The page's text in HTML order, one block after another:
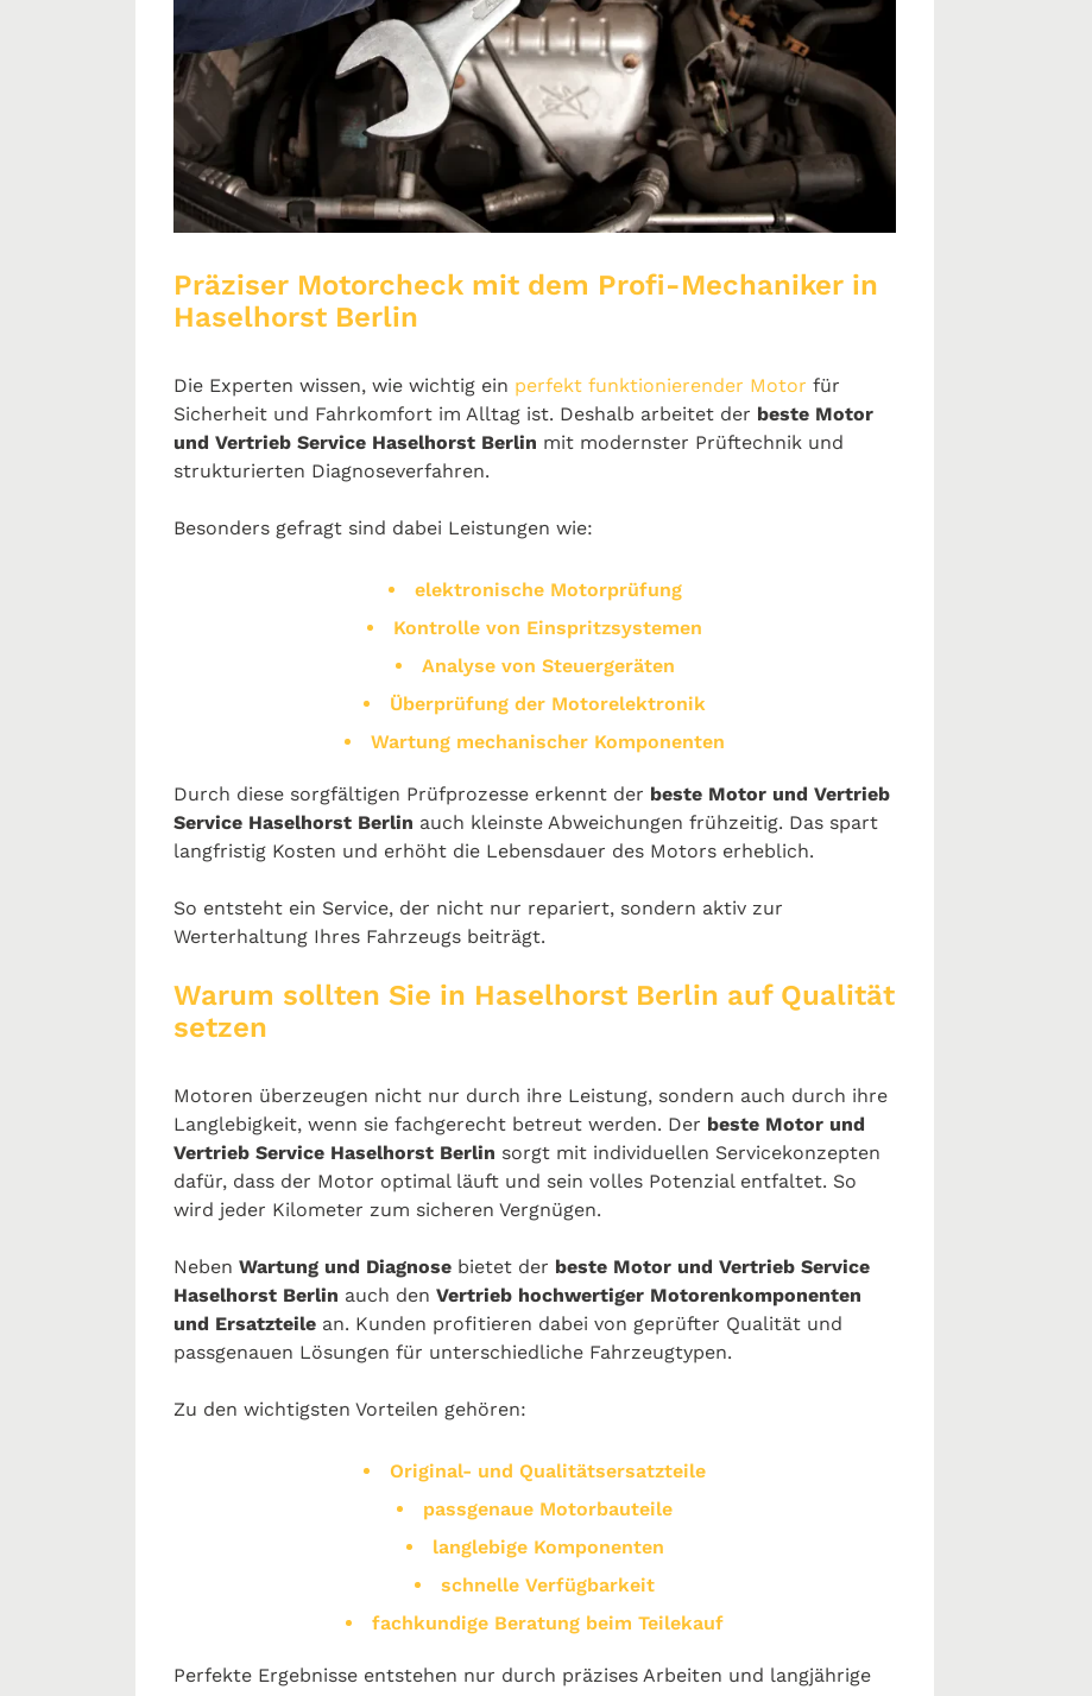
Präziser Motorcheck mit dem Profi-Mechaniker in
Haselhorst Berlin
Die Experten wissen, wie wichtig ein perfekt funktionierender Motor für
Sicherheit und Fahrkomfort im Alltag ist. Deshalb arbeitet der beste Motor
und Vertrieb Service Haselhorst Berlin mit modernster Prüftechnik und
strukturierten Diagnoseverfahren.
Besonders gefragt sind dabei Leistungen wie:
elektronische Motorprüfung
Kontrolle von Einspritzsystemen
Analyse von Steuergeräten
Überprüfung der Motorelektronik
Wartung mechanischer Komponenten
Durch diese sorgfältigen Prüfprozesse erkennt der beste Motor und Vertrieb
Service Haselhorst Berlin auch kleinste Abweichungen frühzeitig. Das spart
langfristig Kosten und erhöht die Lebensdauer des Motors erheblich.
So entsteht ein Service, der nicht nur repariert, sondern aktiv zur
Werterhaltung Ihres Fahrzeugs beiträgt.
Warum sollten Sie in Haselhorst Berlin auf Qualität
setzen
Motoren überzeugen nicht nur durch ihre Leistung, sondern auch durch ihre
Langlebigkeit, wenn sie fachgerecht betreut werden. Der beste Motor und
Vertrieb Service Haselhorst Berlin sorgt mit individuellen Servicekonzepten
dafür, dass der Motor optimal läuft und sein volles Potenzial entfaltet. So
wird jeder Kilometer zum sicheren Vergnügen.
Neben Wartung und Diagnose bietet der beste Motor und Vertrieb Service
Haselhorst Berlin auch den Vertrieb hochwertiger Motorenkomponenten
und Ersatzteile an. Kunden profitieren dabei von geprüfter Qualität und
passgenauen Lösungen für unterschiedliche Fahrzeugtypen.
Zu den wichtigsten Vorteilen gehören:
Original- und Qualitätsersatzteile
passgenaue Motorbauteile
langlebige Komponenten
schnelle Verfügbarkeit
fachkundige Beratung beim Teilekauf
Perfekte Ergebnisse entstehen nur durch präzises Arbeiten und langjährige